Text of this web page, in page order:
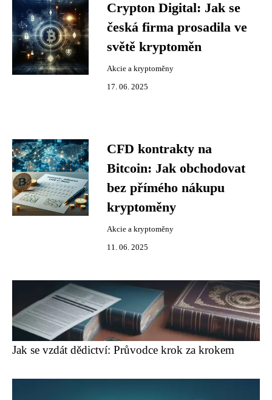
Crypton Digital: Jak se
česká firma prosadila ve
světě kryptoměn
Akcie a kryptoměny
17. 06. 2025
CFD kontrakty na
Bitcoin: Jak obchodovat
bez přímého nákupu
kryptoměny
Akcie a kryptoměny
11. 06. 2025
Jak se vzdát dědictví: Průvodce krok za krokem